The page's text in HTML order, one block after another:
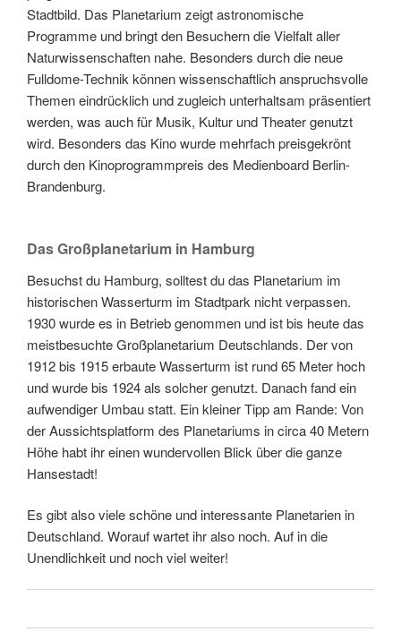
Stadtbild. Das Planetarium zeigt astronomische
Programme und bringt den Besuchern die Vielfalt aller
Naturwissenschaften nahe. Besonders durch die neue
Fulldome-Technik können wissenschaftlich anspruchsvolle
Themen eindrücklich und zugleich unterhaltsam präsentiert
werden, was auch für Musik, Kultur und Theater genutzt
wird. Besonders das Kino wurde mehrfach preisgekrönt
durch den Kinoprogrammpreis des Medienboard Berlin-
Brandenburg.
Das Großplanetarium in Hamburg
Besuchst du Hamburg, solltest du das Planetarium im
historischen Wasserturm im Stadtpark nicht verpassen.
1930 wurde es in Betrieb genommen und ist bis heute das
meistbesuchte Großplanetarium Deutschlands. Der von
1912 bis 1915 erbaute Wasserturm ist rund 65 Meter hoch
und wurde bis 1924 als solcher genutzt. Danach fand ein
aufwendiger Umbau statt. Ein kleiner Tipp am Rande: Von
der Aussichtsplatform des Planetariums in circa 40 Metern
Höhe habt ihr einen wundervollen Blick über die ganze
Hansestadt!
Es gibt also viele schöne und interessante Planetarien in
Deutschland. Worauf wartet ihr also noch. Auf in die
Unendlichkeit und noch viel weiter!